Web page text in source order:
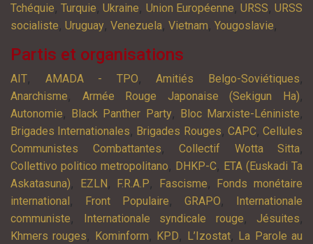
Tchéquie,Turquie,Ukraine, Union Européenne, URSS,URSS
socialiste, Uruguay, Venezuela, Vietnam, Yougoslavie,
Partis et organisations
AIT, AMADA - TPO,Amitiés Belgo-Soviétiques,
Anarchisme, Armée Rouge Japonaise (Sekigun Ha),
Autonomie, Black Panther Party, Bloc Marxiste-Léniniste,
Brigades Internationales, Brigades Rouges, CAPC,Cellules
Communistes Combattantes, Collectif Wotta Sitta,
Collettivo politico metropolitano, DHKP-C, ETA (Euskadi Ta
Askatasuna), EZLN , F.R.A.P, Fascisme,
Fonds monétaire
international , Front Populaire, GRAPO,
Internationale
communiste, Internationale syndicale rouge, Jésuites,
Khmers rouges, Kominform, KPD, L’Izostat, La Parole au